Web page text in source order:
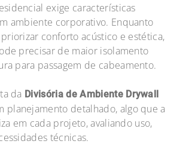
exige características
ambiente corporativo. Enquanto
conforto acústico e estética,
precisar de maior isolamento
para passagem de cabeamento.
da Divisória de Ambiente Drywall
planejamento detalhado, algo que a
em cada projeto, avaliando uso,
técnicas.